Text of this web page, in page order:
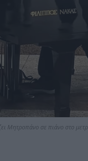
Μητροπάνο σε πιάνο στο